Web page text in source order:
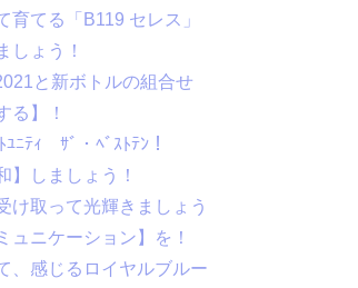
てる「B119 セレス」
しょう！
と新ボトルの組合せ
る】！
ﾆﾃｨ ｻﾞ・ﾍﾞｽﾄﾃﾝ！
】しましょう！
け取って光輝きましょう
ュニケーション】を！
、感じるロイヤルブルー